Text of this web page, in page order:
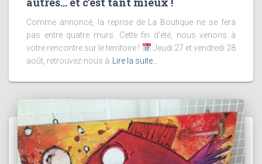
Comme annoncé, la reprise de La Boutique ne se fera
pas entre quatre murs. Cette fin d’été, nous venons à
votre rencontre sur le territoire !
Jeudi 27 et vendredi 28
août, retrouvez-nous à
Lire la suite…